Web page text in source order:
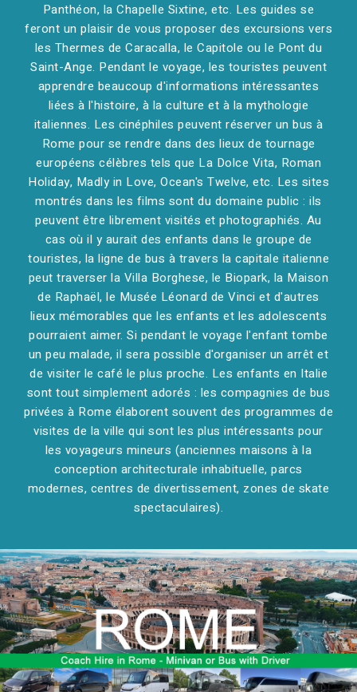
Panthéon, la Chapelle Sixtine, etc. Les guides se
feront un plaisir de vous proposer des excursions vers
les Thermes de Caracalla, le Capitole ou le Pont du
Saint-Ange. Pendant le voyage, les touristes peuvent
apprendre beaucoup d'informations intéressantes
liées à l'histoire, à la culture et à la mythologie
italiennes. Les cinéphiles peuvent réserver un bus à
Rome pour se rendre dans des lieux de tournage
européens célèbres tels que La Dolce Vita, Roman
Holiday, Madly in Love, Ocean's Twelve, etc. Les sites
montrés dans les films sont du domaine public : ils
peuvent être librement visités et photographiés. Au
cas où il y aurait des enfants dans le groupe de
touristes, la ligne de bus à travers la capitale italienne
peut traverser la Villa Borghese, le Biopark, la Maison
de Raphaël, le Musée Léonard de Vinci et d'autres
lieux mémorables que les enfants et les adolescents
pourraient aimer. Si pendant le voyage l'enfant tombe
un peu malade, il sera possible d'organiser un arrêt et
de visiter le café le plus proche. Les enfants en Italie
sont tout simplement adorés : les compagnies de bus
privées à Rome élaborent souvent des programmes de
visites de la ville qui sont les plus intéressants pour
les voyageurs mineurs (anciennes maisons à la
conception architecturale inhabituelle, parcs
modernes, centres de divertissement, zones de skate
spectaculaires).